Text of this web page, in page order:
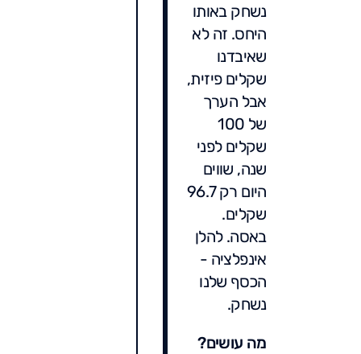
נשחק באותו
היחס. זה לא
שאיבדנו
שקלים פיזית,
אבל הערך
של 100
שקלים לפני
שנה, שווים
היום רק 96.7
שקלים.
באסה. להלן
אינפלציה -
הכסף שלנו
נשחק.
מה עושים?